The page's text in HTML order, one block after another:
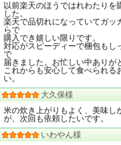
以前楽天のほうではれわたりを
した。
楽天で品切れになっていてガッ
らで
購入でき嬉しい限りです。
対応がスピーディーで梱包もし
で
届きました。お忙しい中ありが
これからも安心して食べられる
い。
大久保様
米の炊き上がりもよく、美味し
が、次回も依頼したいです。
いわやん様